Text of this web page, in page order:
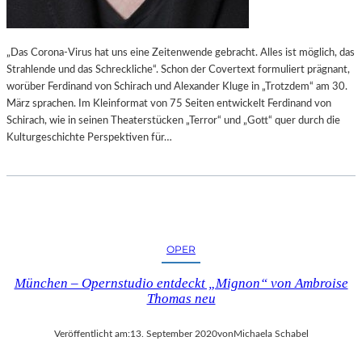
„Das Corona-Virus hat uns eine Zeitenwende gebracht. Alles ist möglich, das
Strahlende und das Schreckliche“. Schon der Covertext formuliert prägnant,
worüber Ferdinand von Schirach und Alexander Kluge in „Trotzdem“ am 30.
März sprachen. Im Kleinformat von 75 Seiten entwickelt Ferdinand von
Schirach, wie in seinen Theaterstücken „Terror“ und „Gott“ quer durch die
Kulturgeschichte Perspektiven für…
OPER
München – Opernstudio entdeckt „Mignon“ von Ambroise
Thomas neu
Veröffentlicht am:13. September 2020vonMichaela Schabel